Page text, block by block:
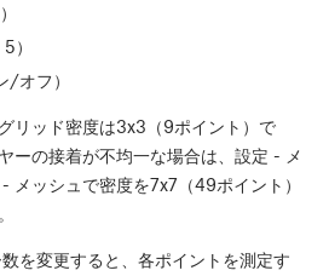
）
/オフ）
リッド密度は3x3（9ポイント）で
ーの接着が不均一な場合は、設定 - メ
メッシュで密度を7x7（49ポイント）
を変更すると、各ポイントを測定す